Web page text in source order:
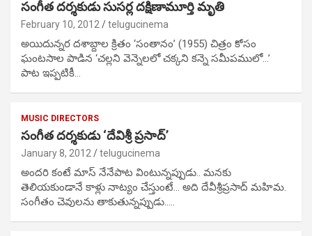
సంగీత దర్శకుడు సుసర్ల దక్షిణామూర్తి మృతి
February 10, 2012 telugucinema
అయిదున్నర దశాబ్దాల క్రితం ‘సంతానం’ (1955) చిత్రం కోసం
ఘంటసాల పాడిన ‘చల్లని వెన్నెలలో చక్కని కన్నె సమీపములో…’
పాట ఇప్పటికీ…
MUSIC DIRECTORS
సంగీత దర్శకుడు ‘దేవిశ్రీ ప్రసాద్’
January 8, 2012 telugucinema
అందరి కంటే మాస్‌ నేనేపాట వింటున్నప్పుడు.. మనకు
తెలియకుండానే కాళ్లు నాట్యం చేస్తుంటే… అది దేవీశ్రీప్రసాద్‌ మహిమ.
సంగీతం చెవులను తాకుతున్నప్పుడు..…